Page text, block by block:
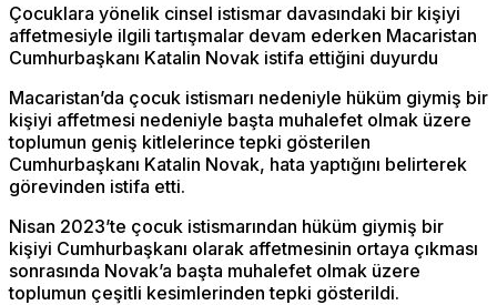
Çocuklara yönelik cinsel istismar davasındaki bir kişiyi
affetmesiyle ilgili tartışmalar devam ederken Macaristan
Cumhurbaşkanı Katalin Novak istifa ettiğini duyurdu
Macaristan’da çocuk istismarı nedeniyle hüküm giymiş bir
kişiyi affetmesi nedeniyle başta muhalefet olmak üzere
toplumun geniş kitlelerince tepki gösterilen
Cumhurbaşkanı Katalin​​​​​​​ Novak, hata yaptığını belirterek
görevinden istifa etti.
Nisan 2023’te çocuk istismarından hüküm giymiş bir
kişiyi Cumhurbaşkanı olarak affetmesinin ortaya çıkması
sonrasında Novak’a başta muhalefet olmak üzere
toplumun çeşitli kesimlerinden tepki gösterildi.